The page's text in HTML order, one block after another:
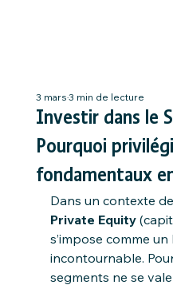
Investir dans le
Pourquoi
fondamentaux
3 mars3 min de lecture
Dans un contexte
Private Equity
s’impose comme
incontournable.
segments ne se